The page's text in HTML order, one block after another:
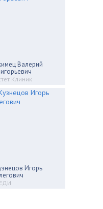
Валерий
Клиник
Игорь